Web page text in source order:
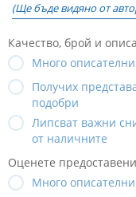
(Ще бъде видяно от
Качество, брой и
Много описателни
Получих
подобри
Липсват важни
от наличните
Оценете
Много описателни